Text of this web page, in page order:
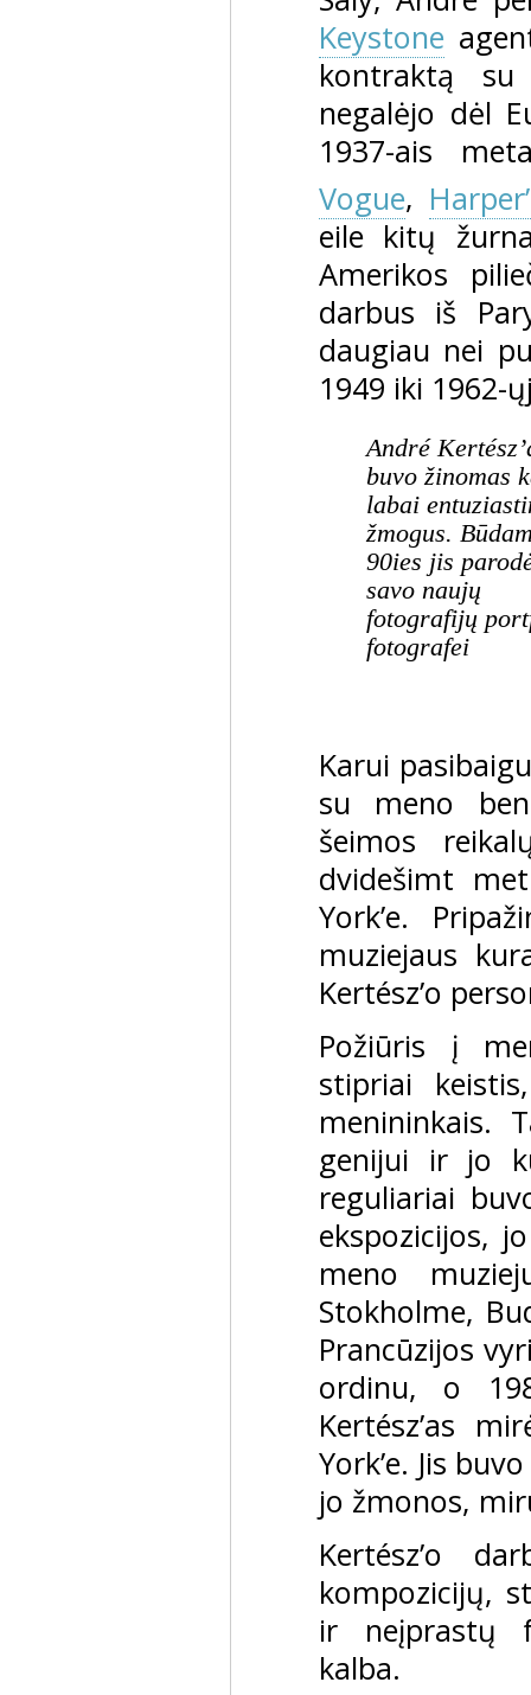
Keystone
kontraktą
negalėjo dėl
1937-ais
Vogue,
eile kitų
Amerikos
darbus iš
daugiau nei
1949 iki 1962-
André
buvo žinomas
labai
žmogus.
90ies jis
savo naujų
fotografijų
fotografei
Karui
su meno
šeimos
dvidešimt
York’e.
muziejaus
Kertész’o
Požiūris į
stipriai
menininkais.
genijui ir jo
reguliariai
ekspozicijos,
meno
Stokholme,
Prancūzijos
ordinu, o
Kertész’as
York’e. Jis
jo žmonos,
Kertész’o
kompozicijų,
ir neįprastų
kalba.